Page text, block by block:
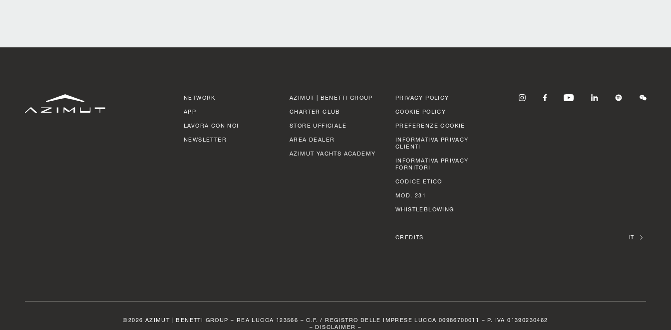
NETWORK
APP
LAVORA CON NOI
NEWSLETTER
AZIMUT | BENETTI GROUP
CHARTER CLUB
STORE UFFICIALE
AREA DEALER
AZIMUT YACHTS ACADEMY
PRIVACY POLICY
COOKIE POLICY
PREFERENZE COOKIE
INFORMATIVA PRIVACY
CLIENTI
INFORMATIVA PRIVACY
FORNITORI
CODICE ETICO
MOD. 231
WHISTLEBLOWING
CREDITS IT
©2026 AZIMUT | BENETTI GROUP – REA LUCCA 123566 – C.F. / REGISTRO DELLE IMPRESE LUCCA 00986700011 – P. IVA 01390230462
–DISCLAIMER –